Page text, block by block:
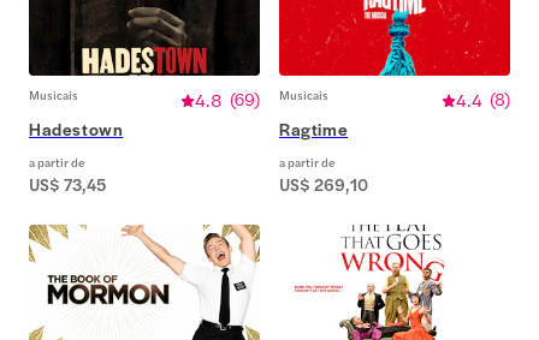
Musicais 4.8 (69)
Hadestown
a partir de
US$ 73,45
Musicais 4.4 (8)
Ragtime
a partir de
US$ 269,10